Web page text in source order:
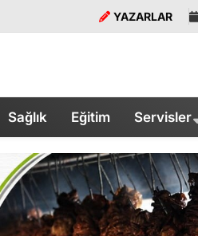
YAZARLAR
Sağlık Eğitim Servisler